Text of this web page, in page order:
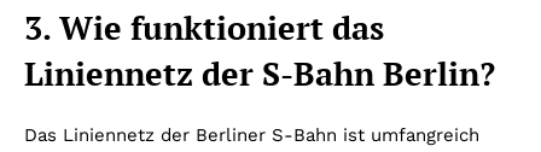
3. Wie funktioniert das
Liniennetz der S-Bahn Berlin?
Das Liniennetz der Berliner S-Bahn ist umfangreich